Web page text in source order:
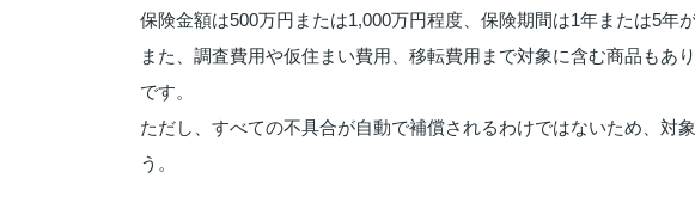
保険金額は500万円または1,000万円程度、保険期間は1年または5年
また、調査費用や仮住まい費用、移転費用まで対象に含む商品もあ
です。
ただし、すべての不具合が自動で補償されるわけではないため、対
う。